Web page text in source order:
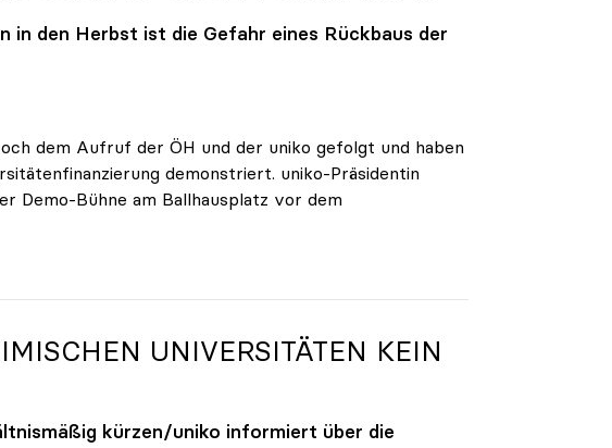
in den Herbst ist die Gefahr eines Rückbaus der
dem Aufruf der ÖH und der uniko gefolgt und haben
demonstriert. uniko-Präsidentin
Bühne am Ballhausplatz vor dem
UNIVERSITÄTEN KEIN
kürzen/uniko informiert über die